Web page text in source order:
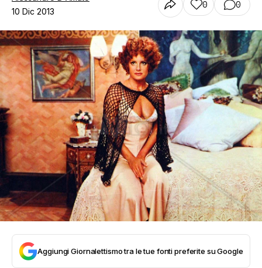
Chi siamo
Contatti
10 Dic 2013
0 0
Aggiungi Giornalettismo tra le tue fonti preferite su Google